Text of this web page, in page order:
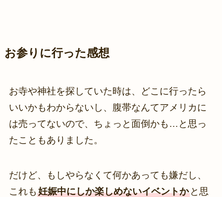
お参りに行った感想
お寺や神社を探していた時は、どこに行ったら
いいかもわからないし、腹帯なんてアメリカに
は売ってないので、ちょっと面倒かも…と思っ
たこともありました。
だけど、もしやらなくて何かあっても嫌だし、
これも 妊娠中にしか楽しめないイベントかと思